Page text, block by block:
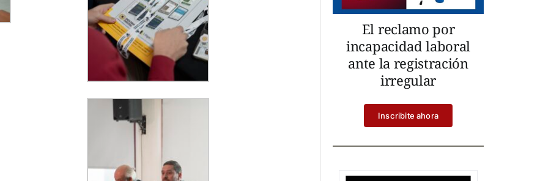
El reclamo por
incapacidad laboral
ante la registración
irregular
Inscribite ahora